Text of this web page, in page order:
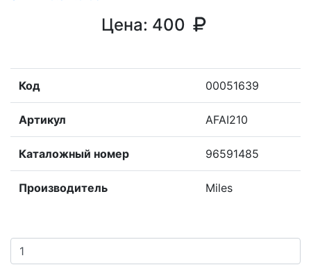
Цена: 400
Код 00051639
Артикул AFAI210
Каталожный номер 96591485
Производитель Miles